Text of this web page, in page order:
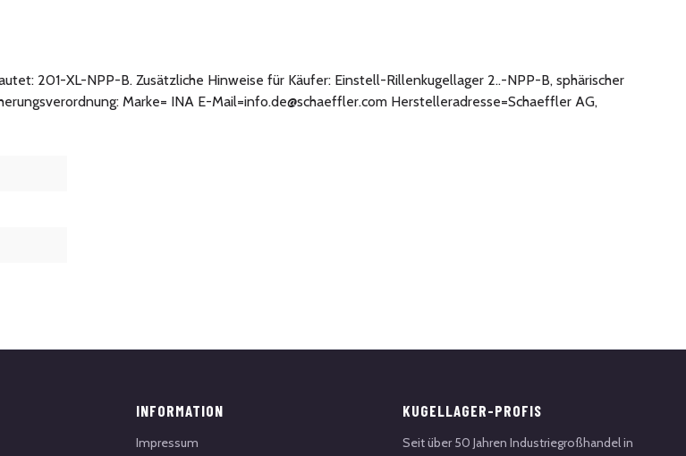
201-XL-NPP-B. Zusätzliche Hinweise für Käufer: Einstell-Rillenkugellager 2..-NPP-B, sphärischer
Marke= INA E-Mail=info.de@schaeffler.com Herstelleradresse=Schaeffler AG,
INFORMATION
Impressum
KUGELLAGER-PROFIS
Seit über 50 Jahren Industriegroßhandel in